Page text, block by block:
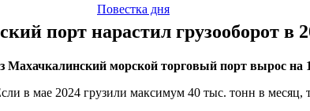
Повестка дня
порт нарастил грузооборот в
Махачкалинский морской торговый порт вырос
в мае 2024 грузили максимум 40 тыс. тонн в